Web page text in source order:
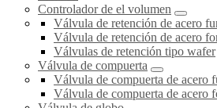
Controlador de el volumen
Válvula de retención de acero
Válvula de retención de acero
Válvulas de retención tipo wafer
Válvula de compuerta
Válvula de compuerta de acero
Válvula de compuerta de acero